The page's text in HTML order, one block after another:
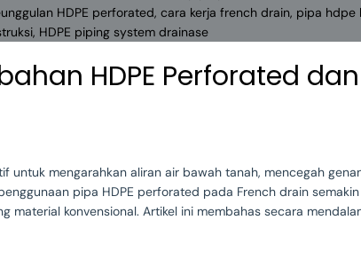
HDPE Perforated
untuk mengarahkan aliran air bawah tanah, mencegah
pipa HDPE perforated pada French drain
konvensional. Artikel ini membahas secara